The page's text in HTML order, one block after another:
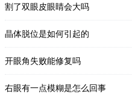
割了双眼皮眼睛会大吗
晶体脱位是如何引起的
开眼角失败能修复吗
右眼有一点模糊是怎么回事